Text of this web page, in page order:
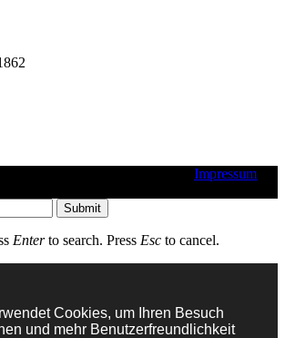
Impressum
Submit
Enterto search. Press Esc to cancel.
Cookies, um Ihren Besuch
und mehr Benutzerfreundlichkeit